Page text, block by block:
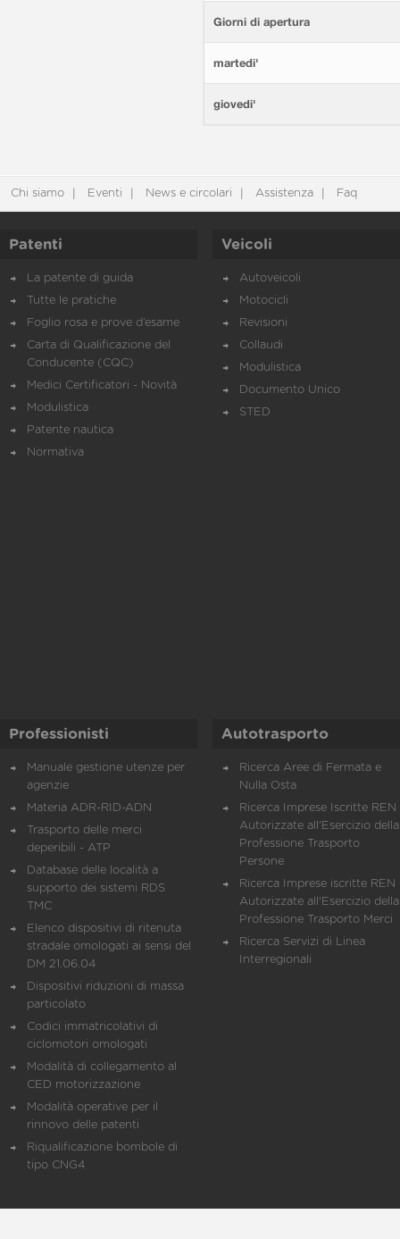
Giorni di apertura
martedi'
giovedi'
Chi siamo Eventi News e circolari Assistenza Faq
Patenti
La patente di guida
Tutte le pratiche
Foglio rosa e prove d’esame
Carta di Qualificazione del
Conducente (CQC)
Medici Certificatori - Novità
Modulistica
Patente nautica
Normativa
Veicoli
Autoveicoli
Motocicli
Revisioni
Collaudi
Modulistica
Documento Unico
STED
Professionisti
Manuale gestione utenze per
agenzie
Materia ADR-RID-ADN
Trasporto delle merci
deperibili - ATP
Database delle località a
supporto dei sistemi RDS
TMC
Elenco dispositivi di ritenuta
stradale omologati ai sensi del
DM 21.06.04
Dispositivi riduzioni di massa
particolato
Codici immatricolativi di
ciclomotori omologati
Modalità di collegamento al
CED motorizzazione
Modalità operative per il
rinnovo delle patenti
Riqualificazione bombole di
tipo CNG4
Autotrasporto
Ricerca Aree di Fermata e
Nulla Osta
Ricerca Imprese Iscritte REN
Autorizzate all'Esercizio della
Professione Trasporto
Persone
Ricerca Imprese iscritte REN
Autorizzate all'Esercizio della
Professione Trasporto Merci
Ricerca Servizi di Linea
Interregionali